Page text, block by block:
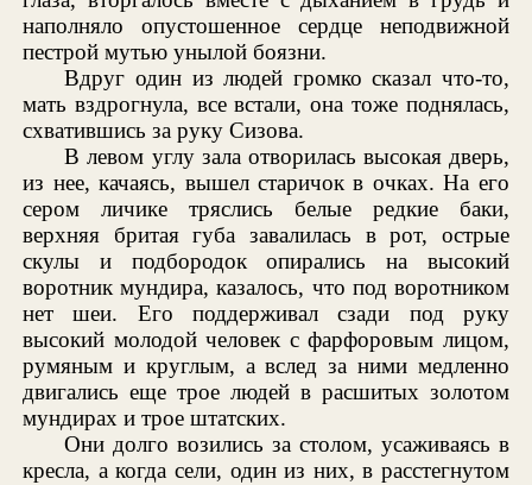
наполняло опустошенное сердце неподвижной
пестрой мутью унылой боязни.
Вдруг один из людей громко сказал что-то,
мать вздрогнула, все встали, она тоже поднялась,
схватившись за руку Сизова.
В левом углу зала отворилась высокая дверь,
из нее, качаясь, вышел старичок в очках. На его
сером личике тряслись белые редкие баки,
верхняя бритая губа завалилась в рот, острые
скулы и подбородок опирались на высокий
воротник мундира, казалось, что под воротником
нет шеи. Его поддерживал сзади под руку
высокий молодой человек с фарфоровым лицом,
румяным и круглым, а вслед за ними медленно
двигались еще трое людей в расшитых золотом
мундирах и трое штатских.
Они долго возились за столом, усаживаясь в
кресла, а когда сели, один из них, в расстегнутом